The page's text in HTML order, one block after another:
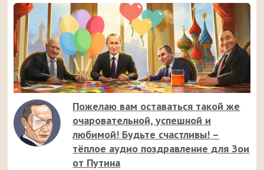
Пожелаю вам оставаться такой же
очаровательной, успешной и
любимой! Будьте счастливы! –
тёплое аудио поздравление для Зои
от Путина